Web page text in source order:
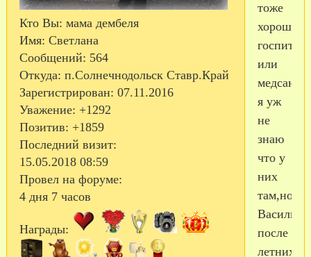
Кто Вы: мама дембеля
Имя: Светлана
Сообщений: 564
Откуда: п.Солнечнодольск Ставр.Край
Зарегистрирован: 07.11.2016
Уважение: +1292
Позитив: +1859
Последний визит:
15.05.2018 08:59
Провел на форуме:
4 дня 7 часов
Награды:
тоже
хороший
госпиталь
или
я уж
не
знаю
что у
них
там,но
Василия
после
летних